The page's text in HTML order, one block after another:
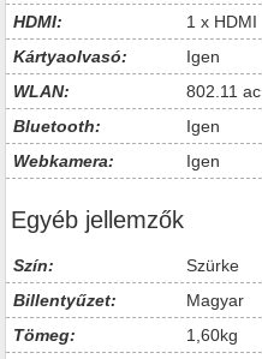
HDMI:
1 x HDMI
Kártyaolvasó:
Igen
WLAN:
802.11 ac
Bluetooth:
Igen
Webkamera:
Igen
Egyéb jellemzők
Szín:
Szürke
Billentyűzet:
Magyar
Tömeg:
1,60kg